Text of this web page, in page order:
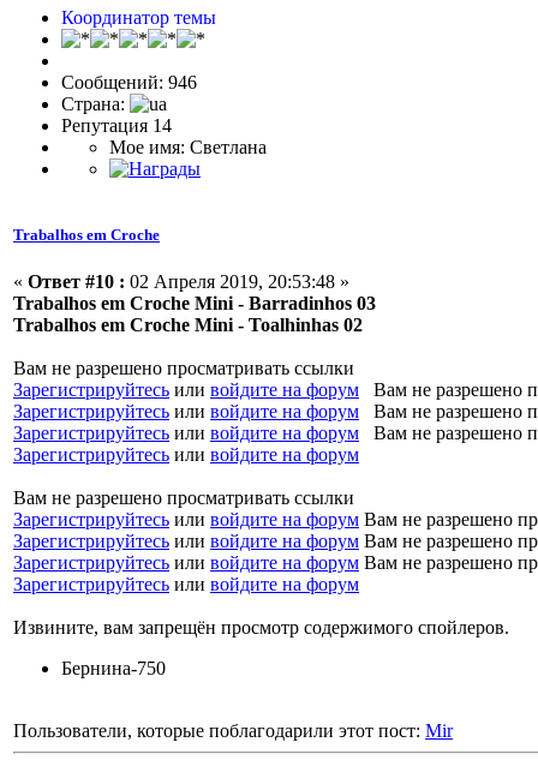
Координатор темы
Сообщений: 946
Страна:
Репутация 14
Мое имя: Светлана
Trabalhos em Croche
« Ответ #10 : 02 Апреля 2019, 20:53:48 »
Trabalhos em Croche Mini - Barradinhos 03
Trabalhos em Croche Mini - Toalhinhas 02
Вам не разрешено просматривать ссылки
Зарегистрируйтесь или войдите на форум Вам не разрешено
Зарегистрируйтесь или войдите на форум Вам не разрешено
Зарегистрируйтесь или войдите на форум Вам не разрешено
Зарегистрируйтесь или войдите на форум
Вам не разрешено просматривать ссылки
Зарегистрируйтесь или войдите на форум Вам не разрешено
Зарегистрируйтесь или войдите на форум Вам не разрешено
Зарегистрируйтесь или войдите на форум Вам не разрешено
Зарегистрируйтесь или войдите на форум
Извините, вам запрещён просмотр содержимого спойлеров.
Бернина-750
Пользователи, которые поблагодарили этот пост: Mir